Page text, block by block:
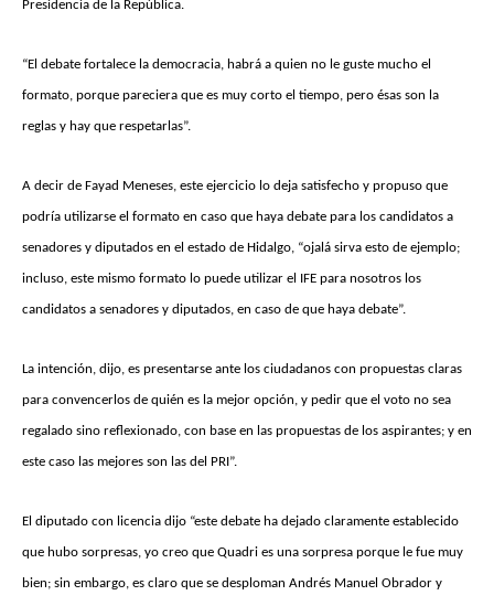
Presidencia de la República.
“El debate fortalece la democracia, habrá a quien no le guste mucho el
formato, porque pareciera que es muy corto el tiempo, pero ésas son la
reglas y hay que respetarlas”.
A decir de Fayad Meneses, este ejercicio lo deja satisfecho y propuso que
podría utilizarse el formato en caso que haya debate para los candidatos a
senadores y diputados en el estado de Hidalgo, “ojalá sirva esto de ejemplo;
incluso, este mismo formato lo puede utilizar el IFE para nosotros los
candidatos a senadores y diputados, en caso de que haya debate”.
La intención, dijo, es presentarse ante los ciudadanos con propuestas claras
para convencerlos de quién es la mejor opción, y pedir que el voto no sea
regalado sino reflexionado, con base en las propuestas de los aspirantes; y en
este caso las mejores son las del PRI”.
El diputado con licencia dijo “este debate ha dejado claramente establecido
que hubo sorpresas, yo creo que Quadri es una sorpresa porque le fue muy
bien; sin embargo, es claro que se desploman Andrés Manuel Obrador y